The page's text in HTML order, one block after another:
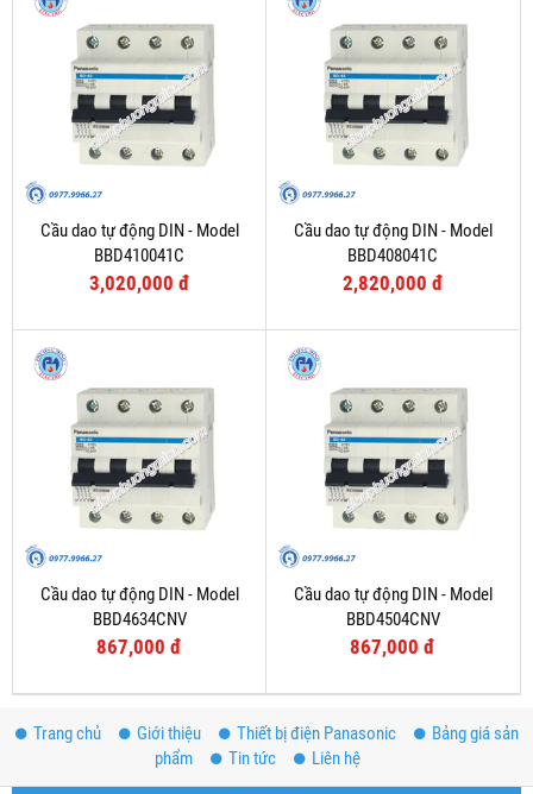
Cầu dao tự động DIN - Model
BBD410041C
3,020,000 đ
Cầu dao tự động DIN - Model
BBD408041C
2,820,000 đ
Cầu dao tự động DIN - Model
BBD4634CNV
867,000 đ
Cầu dao tự động DIN - Model
BBD4504CNV
867,000 đ
Trang chủ Giới thiệu Thiết bị điện Panasonic
Bảng giá sản
phẩm
Tin tức Liên hệ